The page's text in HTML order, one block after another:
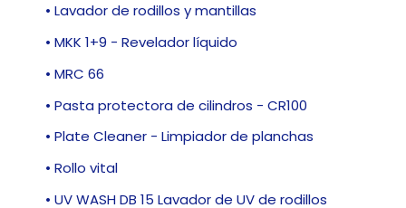
• Lavador de rodillos y mantillas
• MKK 1+9 - Revelador líquido
• MRC 66
• Pasta protectora de cilindros - CR100
• Plate Cleaner - Limpiador de planchas
• Rollo vital
• UV WASH DB 15 Lavador de UV de rodillos